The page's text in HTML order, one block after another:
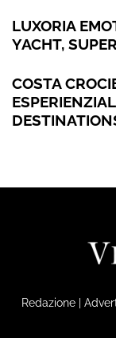
LUXORIA
YACHT,
COSTA
Redazione|